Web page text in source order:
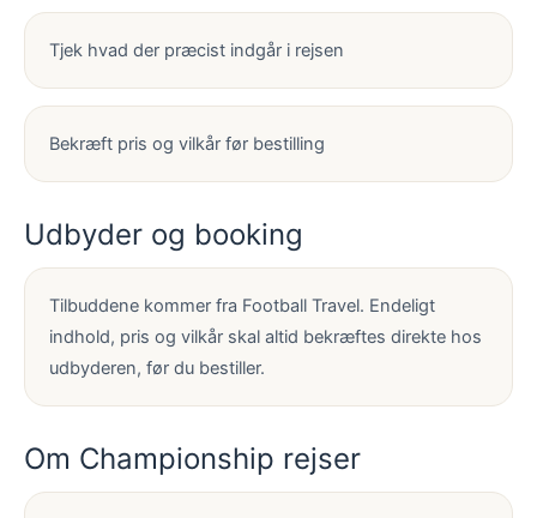
Tjek hvad der præcist indgår i rejsen
Bekræft pris og vilkår før bestilling
Udbyder og booking
Tilbuddene kommer fra Football Travel. Endeligt
indhold, pris og vilkår skal altid bekræftes direkte hos
udbyderen, før du bestiller.
Om Championship rejser